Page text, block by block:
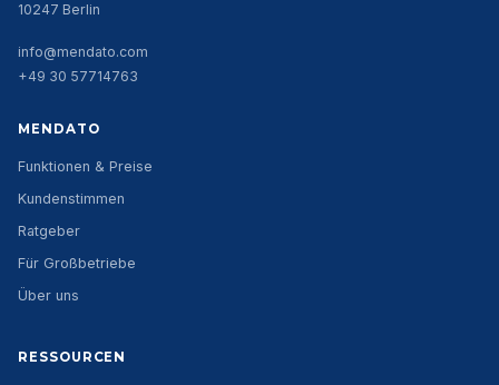
10247 Berlin
info@mendato.com
+49 30 57714763
MENDATO
Funktionen & Preise
Kundenstimmen
Ratgeber
Für Großbetriebe
Über uns
RESSOURCEN